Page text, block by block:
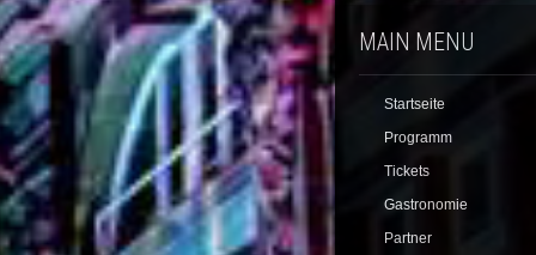
MAIN MENU
Startseite
Programm
Tickets
Gastronomie
Partner